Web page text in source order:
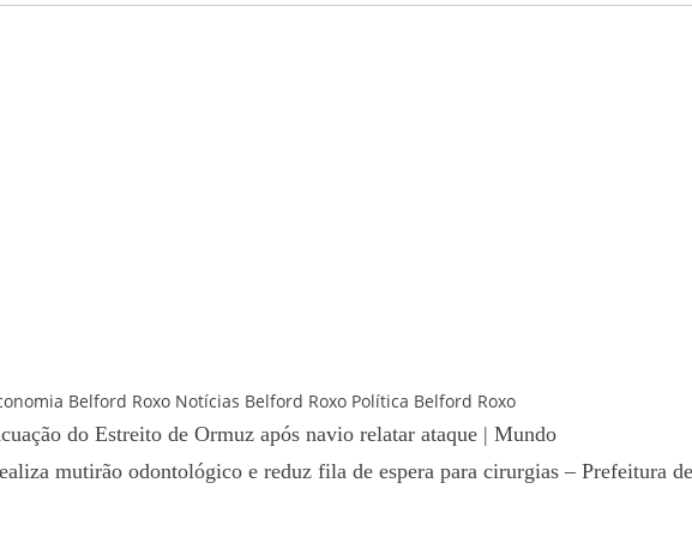
Belford Roxo Notícias Belford Roxo Política Belford Roxo
do Estreito de Ormuz após navio relatar ataque | Mundo
mutirão odontológico e reduz fila de espera para cirurgias – Prefeitura de